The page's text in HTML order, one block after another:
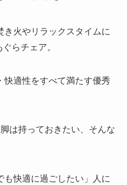
き火やリラックスタイムに
らチェア。
快適性をすべて満たす優秀
は持っておきたい、そんな
も快適に過ごしたい」人に